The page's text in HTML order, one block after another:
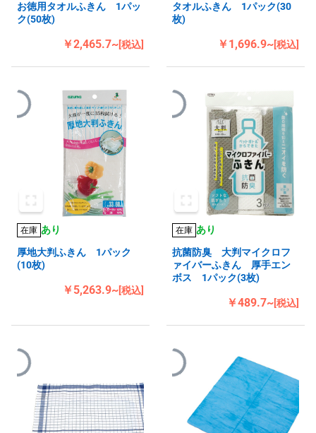
お徳用タオルふきん 1パッ
ク(50枚)
￥2,465.7~[税込]
タオルふきん 1パック(30
枚)
￥1,696.9~[税込]
在庫 あり
厚地大判ふきん 1パック
(10枚)
￥5,263.9~[税込]
在庫 あり
抗菌防臭 大判マイクロフ
ァイバーふきん 厚手エン
ボス 1パック(3枚)
￥489.7~[税込]